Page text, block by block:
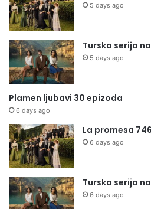
5 days ago
Turska serija
5 days ago
Plamen ljubavi 30 epizoda
6 days ago
La promesa
6 days ago
Turska serija
6 days ago